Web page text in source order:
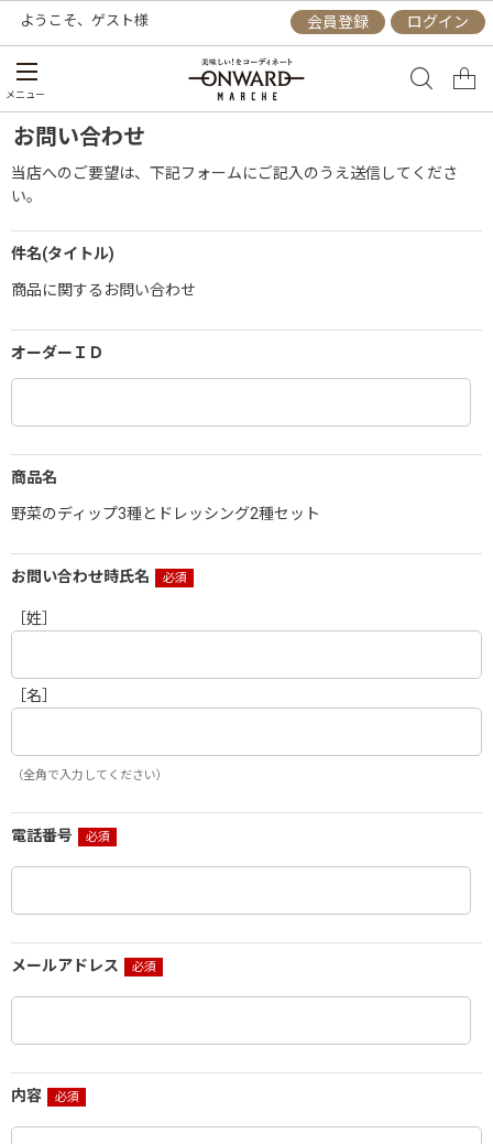
ようこそ、 ゲスト様 会員登録 ログイン
メニュー
お問い合わせ
当店へのご要望は、下記フォームにご記入のうえ送信してくださ
い。
件名(タイトル)
商品に関するお問い合わせ
オーダーＩＤ
商品名
野菜のディップ3種とドレッシング2種セット
お問い合わせ時氏名
［姓］
［名］
（全角で入力してください）
電話番号
メールアドレス
内容